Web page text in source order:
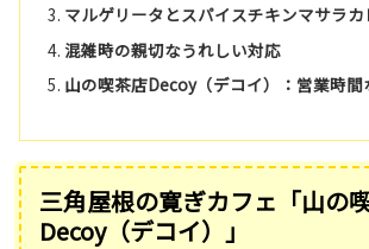
マルゲリータとスパイスチキンマサラカ
混雑時の親切なうれしい対応
山の喫茶店Decoy（デコイ）：営業時
三角屋根の寛ぎカフェ「山の
Decoy（デコイ）」